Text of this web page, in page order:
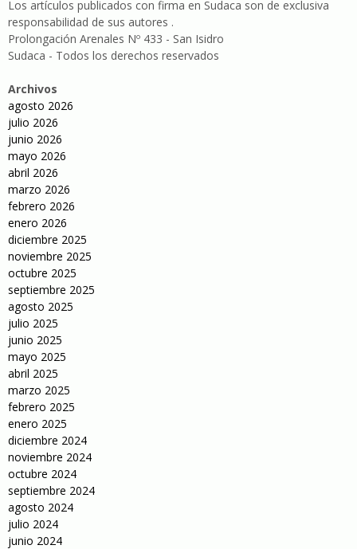
Los artículos publicados con firma en Sudaca son de exclusiva
responsabilidad de sus autores .
Prolongación Arenales Nº 433 - San Isidro
Sudaca - Todos los derechos reservados
Archivos
agosto 2026
julio 2026
junio 2026
mayo 2026
abril 2026
marzo 2026
febrero 2026
enero 2026
diciembre 2025
noviembre 2025
octubre 2025
septiembre 2025
agosto 2025
julio 2025
junio 2025
mayo 2025
abril 2025
marzo 2025
febrero 2025
enero 2025
diciembre 2024
noviembre 2024
octubre 2024
septiembre 2024
agosto 2024
julio 2024
junio 2024